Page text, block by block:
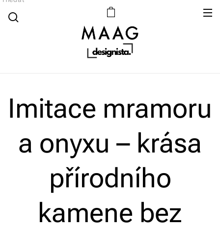
Imitace mramoru
a onyxu – krása
přírodního
kamene bez